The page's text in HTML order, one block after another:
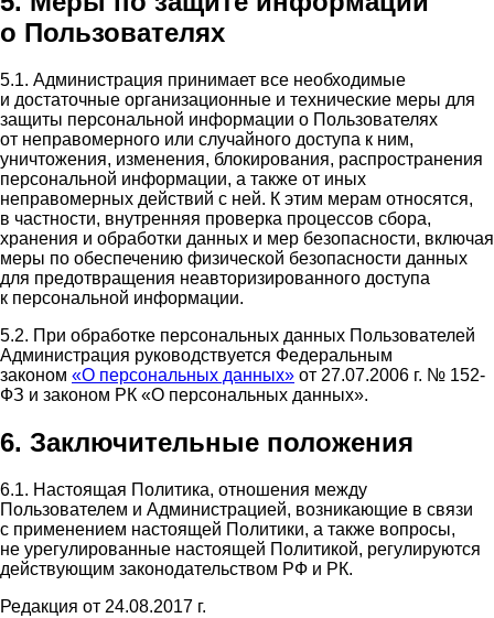
о Пользователях
5.1. Администрация принимает все необходимые
и достаточные организационные и технические меры для
защиты персональной информации о Пользователях
от неправомерного или случайного доступа к ним,
уничтожения, изменения, блокирования, распространения
персональной информации, а также от иных
неправомерных действий с ней. К этим мерам относятся,
в частности, внутренняя проверка процессов сбора,
хранения и обработки данных и мер безопасности, включая
меры по обеспечению физической безопасности данных
для предотвращения неавторизированного доступа
к персональной информации.
5.2. При обработке персональных данных Пользователей
Администрация руководствуется Федеральным
законом «О персональных данных» от 27.07.2006 г. № 152-
ФЗ и законом РК «О персональных данных».
6. Заключительные положения
6.1. Настоящая Политика, отношения между
Пользователем и Администрацией, возникающие в связи
с применением настоящей Политики, а также вопросы,
не урегулированные настоящей Политикой, регулируются
действующим законодательством РФ и РК.
Редакция от 24.08.2017 г.